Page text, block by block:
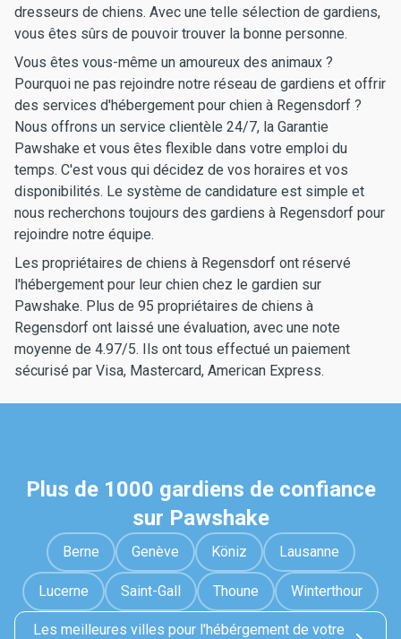
dresseurs de chiens. Avec une telle sélection de gardiens,
vous êtes sûrs de pouvoir trouver la bonne personne.
Vous êtes vous-même un amoureux des animaux ?
Pourquoi ne pas rejoindre notre réseau de gardiens et offrir
des services d'hébergement pour chien à Regensdorf ?
Nous offrons un service clientèle 24/7, la Garantie
Pawshake et vous êtes flexible dans votre emploi du
temps. C'est vous qui décidez de vos horaires et vos
disponibilités. Le système de candidature est simple et
nous recherchons toujours des gardiens à Regensdorf pour
rejoindre notre équipe.
Les propriétaires de chiens à Regensdorf ont réservé
l'hébergement pour leur chien chez le gardien sur
Pawshake. Plus de 95 propriétaires de chiens à
Regensdorf ont laissé une évaluation, avec une note
moyenne de 4.97/5. Ils ont tous effectué un paiement
sécurisé par Visa, Mastercard, American Express.
Plus de 1000 gardiens de confiance
sur Pawshake
Berne Genève Köniz Lausanne
Lucerne Saint-Gall Thoune Winterthour
Les meilleures villes pour l'hébérgement de votre